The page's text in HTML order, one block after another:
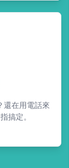
還在用電話來
搞定。